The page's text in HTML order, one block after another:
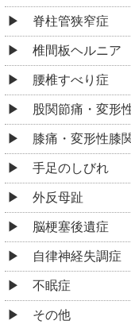
脊柱管狭窄症
椎間板ヘルニア
腰椎すべり症
股関節痛・変形
膝痛・変形性膝
手足のしびれ
外反母趾
脳梗塞後遺症
自律神経失調症
不眠症
その他